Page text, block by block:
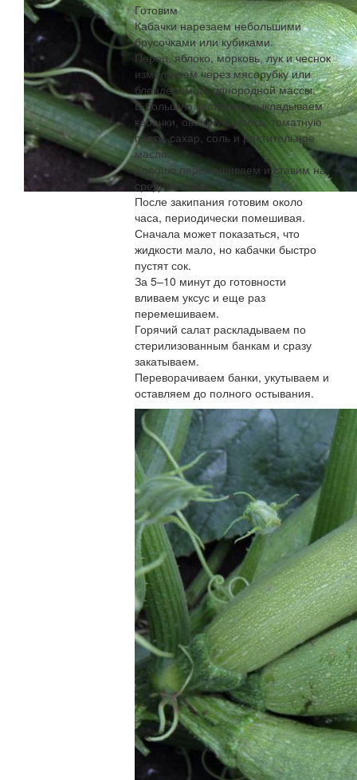
Готовим
Кабачки нарезаем небольшими
брусочками или кубиками.
Перец, яблоко, морковь, лук и чеснок
измельчаем через мясорубку или
блендером до однородной массы.
В большую кастрюлю выкладываем
кабачки, овощную смесь, томатную
пасту, сахар, соль и растительное
масло.
Хорошо перемешиваем и ставим на
средний огонь.
После закипания готовим около
часа, периодически помешивая.
Сначала может показаться, что
жидкости мало, но кабачки быстро
пустят сок.
За 5–10 минут до готовности
вливаем уксус и еще раз
перемешиваем.
Горячий салат раскладываем по
стерилизованным банкам и сразу
закатываем.
Переворачиваем банки, укутываем и
оставляем до полного остывания.